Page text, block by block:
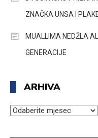
ZNAČKA UNSA I
MUALLIMA NEDŽLA
GENERACIJE
ARHIVA
ARHIVA